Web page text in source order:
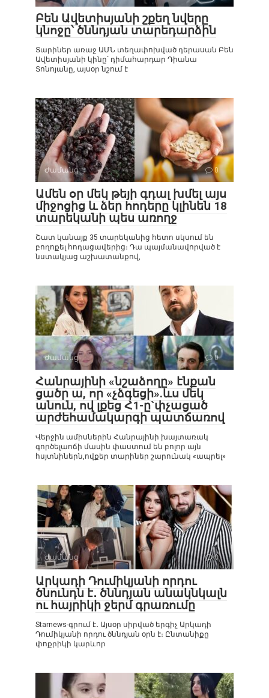
Բեն Ավետիսյանի շքեղ նվերը
կնոջը՝ ծննդյան տարեդարձին
Տարիներ առաջ ԱՄՆ տեղափոխված դերասան Բեն
Ավետիսյանի կինը՝ դիմահարդար Դիանա
Տոնոյանը, այսօր նշում է
Ժամանց 0
Ամեն օր մեկ թեյի գդալ խմել այս
միջոցից և ձեր հոդերը կլինեն 18
տարեկանի պես առողջ
Շատ կանայք 35 տարեկանից հետո սկսում են
բողոքել հոդացավերից։ Դա պայմանավորված է
նստակյաց աշխատանքով,
Ժամանց 0
Հանրայինի «նշաձողը» էնքան
ցածր ա, որ «չձգեցի».ևս մեկ
անուն, ով լքեց Հ1-ը`փչացած
արժեհամակարգի պատճառով
Վերջին ամիսներին Հանրայինի խայտառակ
գործելաոճի մասին փաստում են բոլոր այն
հսյտնիներն,ովքեր տարիներ շարունակ «ապրել»
Ժամանց 0
Արկադի Դումիկյանի որդու
ծնունդն է․ ծննդյան անակնկալն
ու հայրիկի ջերմ գրառումը
Starnews-գրում է․ Այսօր սիրված երգիչ Արկադի
Դումիկյանի որդու ծննդյան օրն է։ Ընտանիքը
փոքրիկի կարևոր